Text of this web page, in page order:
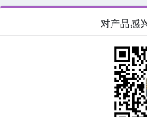
对产品感